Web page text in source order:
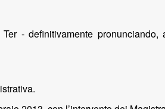
- definitivamente